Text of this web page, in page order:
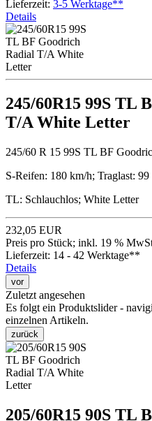
Lieferzeit: 3-5 Werktage**
Details
245/60R15 99S TL
T/A White Letter
245/60 R 15 99S TL BF
S-Reifen: 180 km/h; Traglast:
TL: Schlauchlos; White Letter
232,05 EUR
Preis pro Stück; inkl. 19 %
Lieferzeit: 14 - 42 Werktage**
Details
vor
Zuletzt angesehen
Es folgt ein Produktslider -
einzelnen Artikeln.
zurück
205/60R15 90S TL